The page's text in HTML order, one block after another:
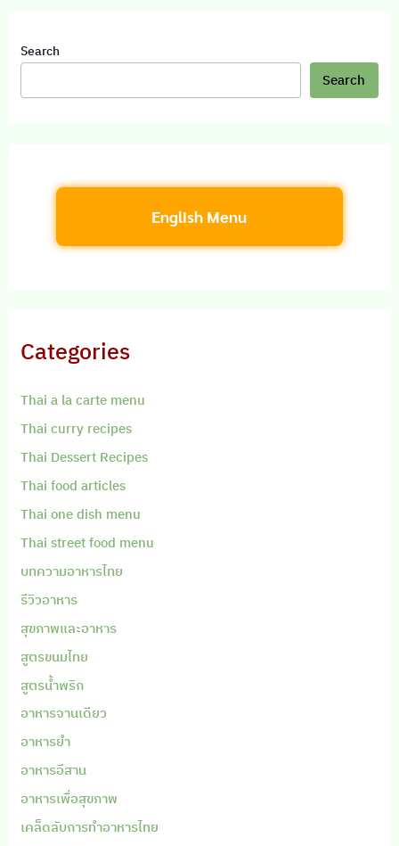
Search
Search
English Menu
Categories
Thai a la carte menu
Thai curry recipes
Thai Dessert Recipes
Thai food articles
Thai one dish menu
Thai street food menu
บทความอาหารไทย
รีวิวอาหาร
สุขภาพและอาหาร
สูตรขนมไทย
สูตรน้ำพริก
อาหารจานเดียว
อาหารยำ
อาหารอีสาน
อาหารเพื่อสุขภาพ
เคล็ดลับการทำอาหารไทย